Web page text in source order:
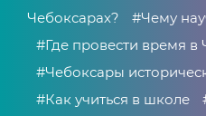
Чебоксарах?
#Чему
#Где провести время в
#Чебоксары
#Как учиться в школе